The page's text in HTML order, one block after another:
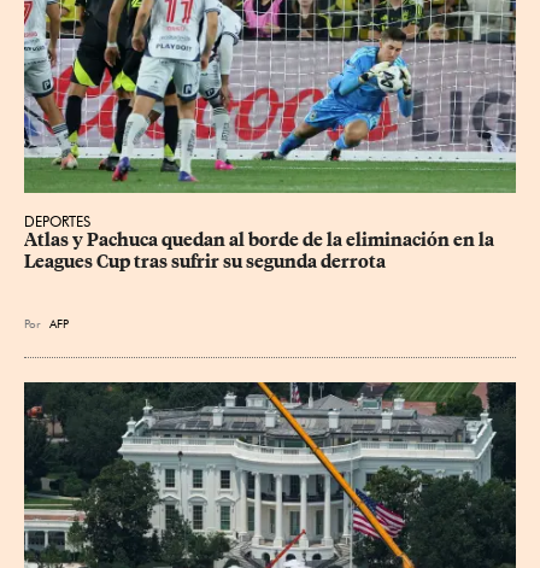
DEPORTES
Atlas y Pachuca quedan al borde de la eliminación en la
Leagues Cup tras sufrir su segunda derrota
Por AFP